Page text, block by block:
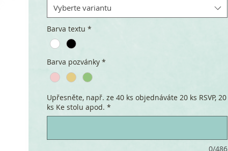
Vyberte variantu
Barva textu *
Barva pozvánky *
Upřesněte, např. ze 40 ks objednáváte 20 ks RSVP, 20
ks Ke stolu apod. *
0/486